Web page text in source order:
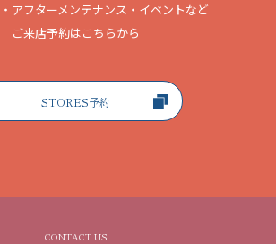
アフターメンテナンス・イベントなど
ご来店予約はこちらから
STORES予約
CONTACT US